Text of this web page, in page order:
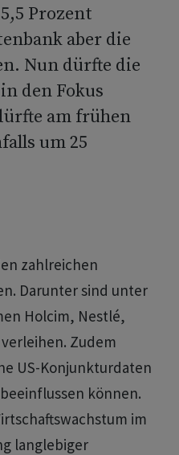
Prozent
aber die
Nun dürfte die
den Fokus
am frühen
um 25
zahlreichen
Darunter sind unter
Holcim, Nestlé,
Zudem
US-Konjunkturdaten
können.
im
langlebiger